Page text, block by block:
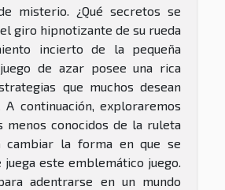
misterio. ¿Qué secretos se
giro hipnotizante de su rueda
incierto de la pequeña
de azar posee una rica
que muchos desean
A continuación, exploraremos
menos conocidos de la ruleta
cambiar la forma en que se
este emblemático juego.
adentrarse en un mundo